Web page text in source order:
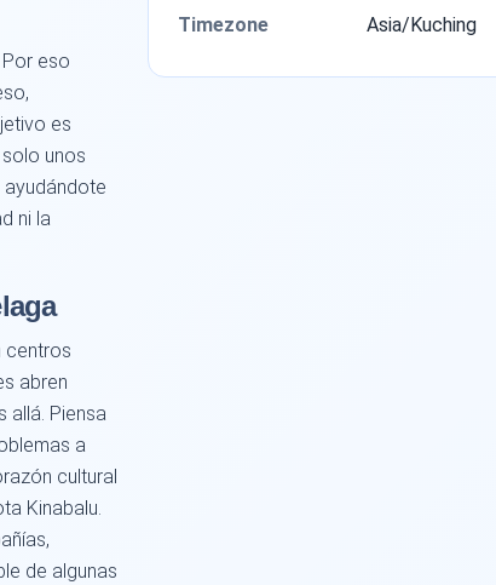
eso
es
unos
ni la
centros
abren
allá. Piensa
a
cultural
Kinabalu.
de algunas
Timezone
Asia/Kuching